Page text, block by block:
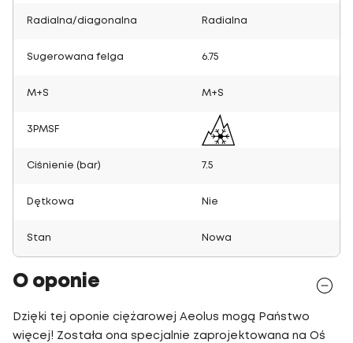
Radialna/diagonalna Radialna
Sugerowana felga 6.75
M+S M+S
3PMSF
Ciśnienie (bar) 7.5
Dętkowa Nie
Stan Nowa
O oponie
Dzięki tej oponie ciężarowej Aeolus mogą Państwo
więcej! Została ona specjalnie zaprojektowana na Oś